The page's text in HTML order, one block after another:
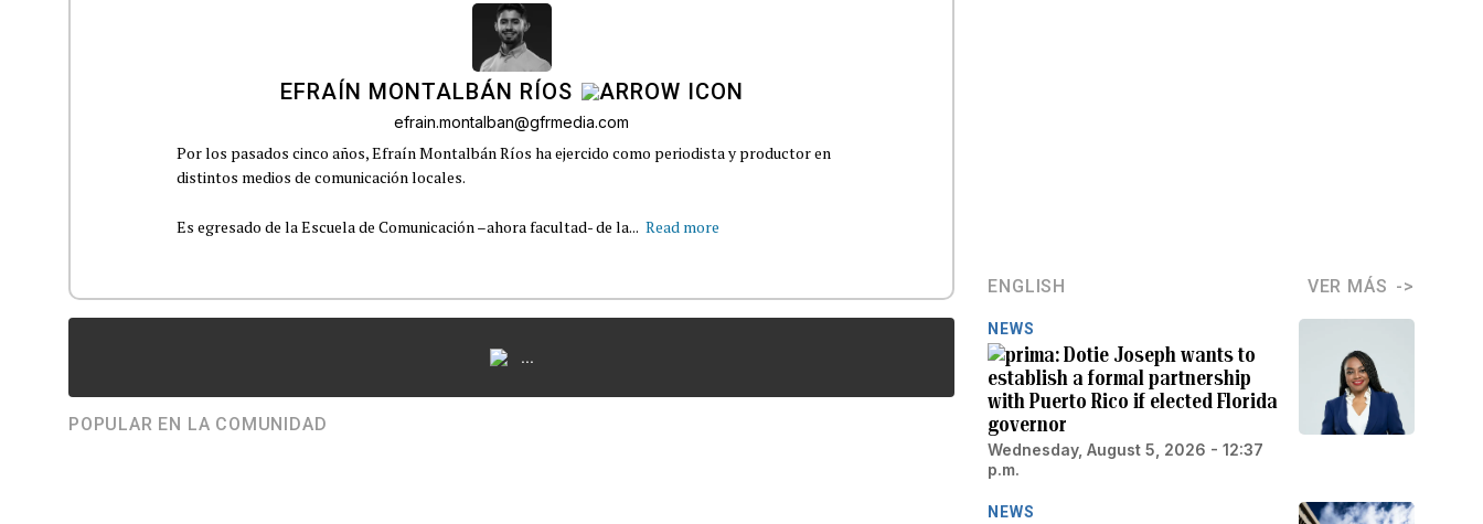
EFRAÍN MONTALBÁN RÍOS
efrain.montalban@gfrmedia.com
Por los pasados cinco años, Efraín Montalbán Ríos ha ejercido como periodista y productor en
distintos medios de comunicación locales.
Es egresado de la Escuela de Comunicación –ahora facultad- de la... Read more
...
POPULAR EN LA COMUNIDAD
ENGLISH VER MÁS
NEWS
Dotie Joseph wants to
establish a formal partnership
with Puerto Rico if elected Florida
governor
Wednesday, August 5, 2026 - 12:37
p.m.
NEWS